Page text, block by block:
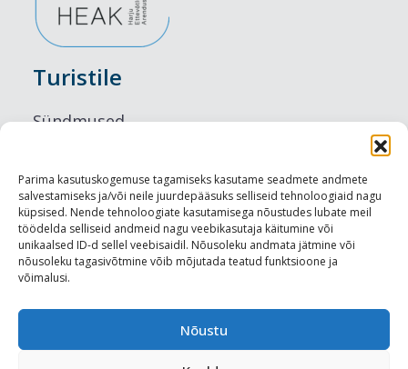
Parima kasutuskogemuse tagamiseks kasutame seadmete andmete
salvestamiseks ja/või neile juurdepääsuks selliseid tehnoloogiaid nagu
küpsised. Nende tehnoloogiate kasutamisega nõustudes lubate meil
töödelda selliseid andmeid nagu veebikasutaja käitumine või
unikaalsed ID-d sellel veebisaidil. Nõusoleku andmata jätmine või
nõusoleku tagasivõtmine võib mõjutada teatud funktsioone ja
võimalusi.
Nõustu
Turistile
Sündmused
Maitseelamused
Vaatamisväärsused
Visit Tallinn
Turismiprofessionaalile